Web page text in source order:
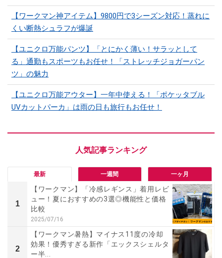
【ワークマン神アイテム】9800円で3シーズン対応！蒸れに
くい断熱シュラフが爆誕
【ユニクロ万能パンツ】「とにかく薄い！サラッとして
る」通勤もスポーツもお任せ！「ストレッチジョガーパン
ツ」の魅力
【ユニクロ万能アウター】一年中使える！「ポケッタブル
UVカットパーカ」は雨の日も旅行もお任せ！
最新 一週間 一ヶ月
1
【ワークマン】「冷感レギンス」着用レビ
ュー！夏におすすめの3選◎機能性と価格
比較
2025/07/16
2
【ワークマン暑熱】マイナス11度の冷却
効果！優秀すぎる新作「エックスシェルタ
ー半...